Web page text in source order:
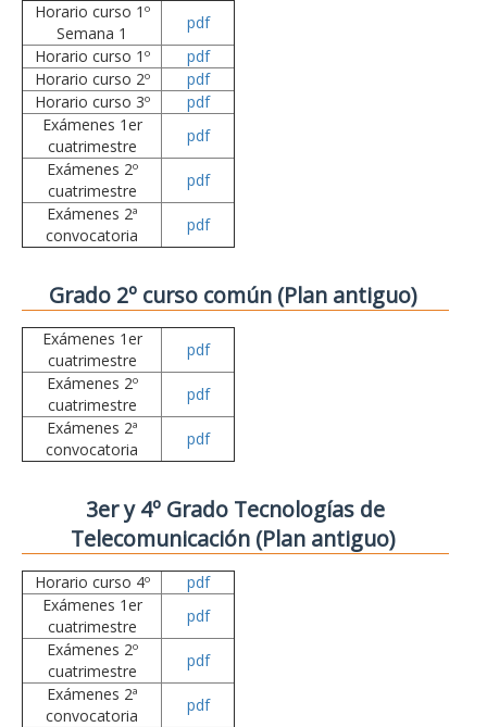
Horario curso 1º
Semana 1
pdf
Horario curso 1º
pdf
Horario curso 2º
pdf
Horario curso 3º
pdf
Exámenes 1er
cuatrimestre
pdf
Exámenes 2º
cuatrimestre
pdf
Exámenes 2ª
convocatoria
pdf
Grado 2º curso común (Plan antiguo)
Exámenes 1er
cuatrimestre
pdf
Exámenes 2º
cuatrimestre
pdf
Exámenes 2ª
convocatoria
pdf
3er y 4º Grado Tecnologías de
Telecomunicación (Plan antiguo)
Horario curso 4º
pdf
Exámenes 1er
cuatrimestre
pdf
Exámenes 2º
cuatrimestre
pdf
Exámenes 2ª
convocatoria
pdf